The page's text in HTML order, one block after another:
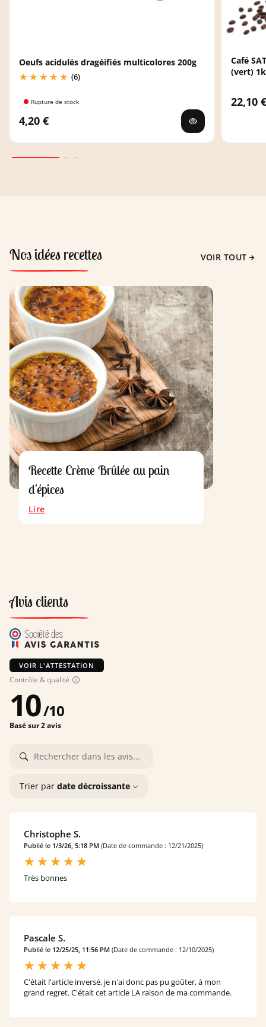
Oeufs acidulés dragéifiés multicolores 200g
(6)
Rupture de stock
4,20 €
Café
(vert)
22,10 €
Nos idées recettes VOIR TOUT
Recette Crème Brûlée au pain
d'épices
Lire
Avis clients
VOIR L'ATTESTATION
Contrôle & qualité
10/10
Basé sur 2 avis
Trier par date décroissante
Christophe S.
Publié le 1/3/26, 5:18 PM (Date de commande : 12/21/2025)
Très bonnes
Pascale S.
Publié le 12/25/25, 11:56 PM (Date de commande : 12/10/2025)
C'était l'article inversé, je n'ai donc pas pu goûter, à mon
grand regret. C'était cet article LA raison de ma commande.